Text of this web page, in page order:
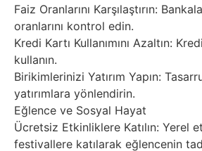
Faiz Oranlarını Karşılaştırın:
oranlarını kontrol edin.
Kredi Kartı Kullanımını Azaltın:
kullanın.
Birikimlerinizi Yatırım Yapın:
yatırımlara yönlendirin.
Eğlence ve Sosyal Hayat
Ücretsiz Etkinliklere Katılın: Yerel
festivallere katılarak eğlencenin